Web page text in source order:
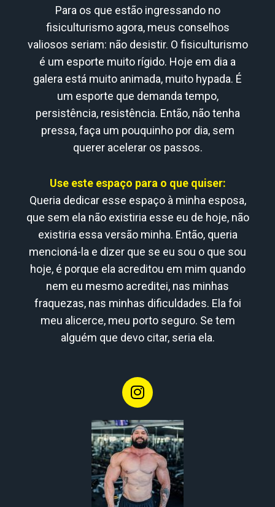
Para os que estão ingressando no
fisiculturismo agora, meus conselhos
valiosos seriam: não desistir. O fisiculturismo
é um esporte muito rígido. Hoje em dia a
galera está muito animada, muito hypada. É
um esporte que demanda tempo,
persistência, resistência. Então, não tenha
pressa, faça um pouquinho por dia, sem
querer acelerar os passos.
Use este espaço para o que quiser:
Queria dedicar esse espaço à minha esposa,
que sem ela não existiria esse eu de hoje, não
existiria essa versão minha. Então, queria
mencioná-la e dizer que se eu sou o que sou
hoje, é porque ela acreditou em mim quando
nem eu mesmo acreditei, nas minhas
fraquezas, nas minhas dificuldades. Ela foi
meu alicerce, meu porto seguro. Se tem
alguém que devo citar, seria ela.